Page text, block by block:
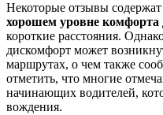
Некоторые отзывы
хорошем уровне комфорта
короткие расстояния.
дискомфорт может
маршрутах, о чем также
отметить, что многие
начинающих водителей,
вождения.